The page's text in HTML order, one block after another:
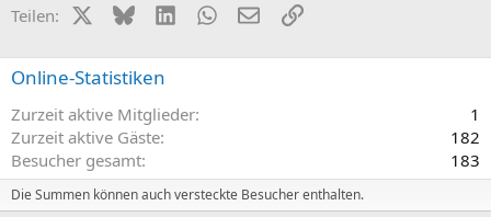
Teilen: X (Twitter)
BlueskyLinkedInWhatsApp
E-MailLink
Online-Statistiken
Zurzeit aktive Mitglieder
1
Zurzeit aktive Gäste
182
Besucher gesamt
183
Die Summen können auch versteckte Besucher enthalten.